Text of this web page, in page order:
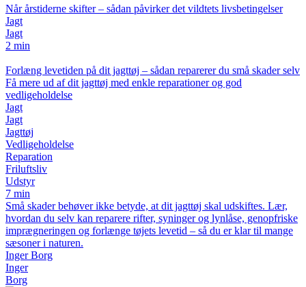
Når årstiderne skifter – sådan påvirker det vildtets livsbetingelser
Jagt
Jagt
2 min
Forlæng levetiden på dit jagttøj – sådan reparerer du små skader selv
Få mere ud af dit jagttøj med enkle reparationer og god
vedligeholdelse
Jagt
Jagt
Jagttøj
Vedligeholdelse
Reparation
Friluftsliv
Udstyr
7 min
Små skader behøver ikke betyde, at dit jagttøj skal udskiftes. Lær,
hvordan du selv kan reparere rifter, syninger og lynlåse, genopfriske
imprægneringen og forlænge tøjets levetid – så du er klar til mange
sæsoner i naturen.
Inger Borg
Inger
Borg